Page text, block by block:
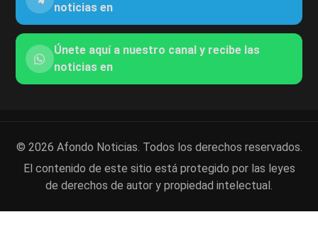
noticias en
Únete aquí a nuestro canal y recibe las
noticias en
© 2026 Afondo Noticias. Todos los derechos reservados.
El contenido de este sitio está protegido por las leyes
de derechos de autor y propiedad intelectual.